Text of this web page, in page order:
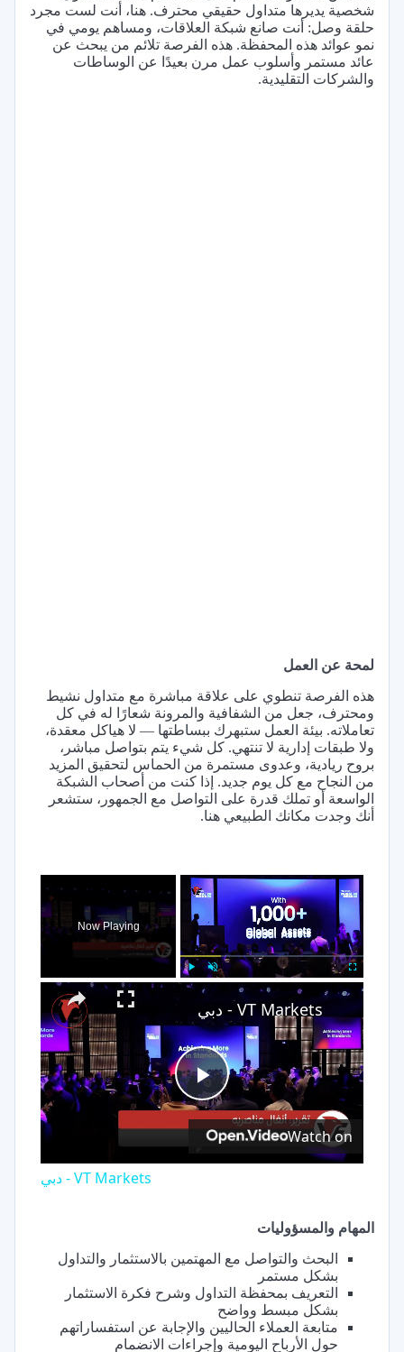
شخصية يديرها متداول حقيقي محترف. هنا، أنت لست مجرد
حلقة وصل: أنت صانع شبكة العلاقات، ومساهم يومي في
نمو عوائد هذه المحفظة. هذه الفرصة تلائم من يبحث عن
عائد مستمر وأسلوب عمل مرن بعيدًا عن الوساطات
والشركات التقليدية.
لمحة عن العمل
هذه الفرصة تنطوي على علاقة مباشرة مع متداول نشيط
ومحترف، جعل من الشفافية والمرونة شعارًا له في كل
تعاملاته. بيئة العمل ستبهرك ببساطتها — لا هياكل معقدة،
ولا طبقات إدارية لا تنتهي. كل شيء يتم بتواصل مباشر،
بروح ريادية، وعدوى مستمرة من الحماس لتحقيق المزيد
من النجاح مع كل يوم جديد. إذا كنت من أصحاب الشبكة
الواسعة أو تملك قدرة على التواصل مع الجمهور، ستشعر
أنك وجدت مكانك الطبيعي هنا.
×
Play Fullscreen
Now Playing
Play
Video
VT Markets - دبي
Watch on
VT Markets - دبي
المهام والمسؤوليات
البحث والتواصل مع المهتمين بالاستثمار والتداول
بشكل مستمر
التعريف بمحفظة التداول وشرح فكرة الاستثمار
بشكل مبسط وواضح
متابعة العملاء الحاليين والإجابة عن استفساراتهم
حول الأرباح اليومية وإجراءات الانضمام